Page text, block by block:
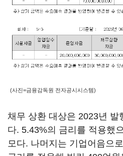
(사진=금융감독원 전자공시시스템)
채무 상환 대상은 2023년 발
다. 5.43%의 금리를 적용했
모다. 나머지는 기업어음으